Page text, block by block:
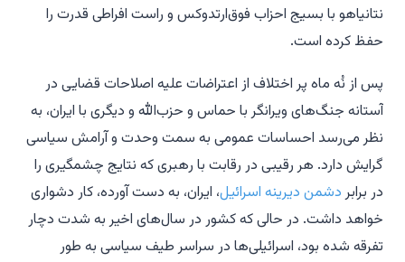
نتانیاهو با بسیج احزاب فوق‌ارتدوکس و راست افراطی قدرت را
حفظ کرده است.
پس از نُه ماه پر اختلاف از اعتراضات علیه اصلاحات قضایی در
آستانه جنگ‌های ویرانگر با حماس و حزب‌الله و دیگری با ایران، به
نظر می‌رسد احساسات عمومی به سمت وحدت و آرامش سیاسی
گرایش دارد. هر رقیبی در رقابت با رهبری که نتایج چشمگیری را
در برابردشمن دیرینه اسرائیل، ایران، به دست آورده، کار دشواری
خواهد داشت. در حالی که کشور در سال‌های اخیر به شدت دچار
تفرقه شده بود، اسرائیلی‌ها در سراسر طیف سیاسی به طور